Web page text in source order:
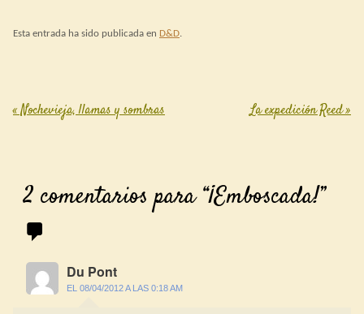
parecer fue una…
Esta entrada ha sido publicada en D&D.
Post navigation
«Nochevieja, llamas y sombras La expedición Reed»
2 comentarios para “¡Emboscada!”
Du Pont
EL 08/04/2012 A LAS 0:18 AM